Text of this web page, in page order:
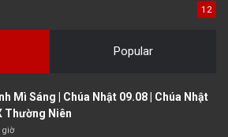
12
Popular
Mì Sáng | Chúa Nhật 09.08 | Chúa Nhật
Thường Niên
giờ